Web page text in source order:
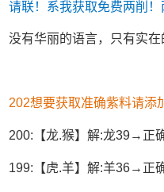
请联！系我获取免费两削！
没有华丽的语言，只有实在
202想要获取准确紫料请添
200:【龙.猴】解:龙39→正
199:【虎.羊】解:羊36→正